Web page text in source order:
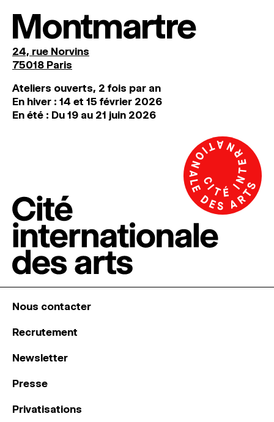
Montmartre
24, rue Norvins
75018 Paris
Ateliers ouverts, 2 fois par an
En hiver : 14 et 15 février 2026
En été : Du 19 au 21 juin 2026
Nous contacter
Recrutement
Newsletter
Presse
Privatisations